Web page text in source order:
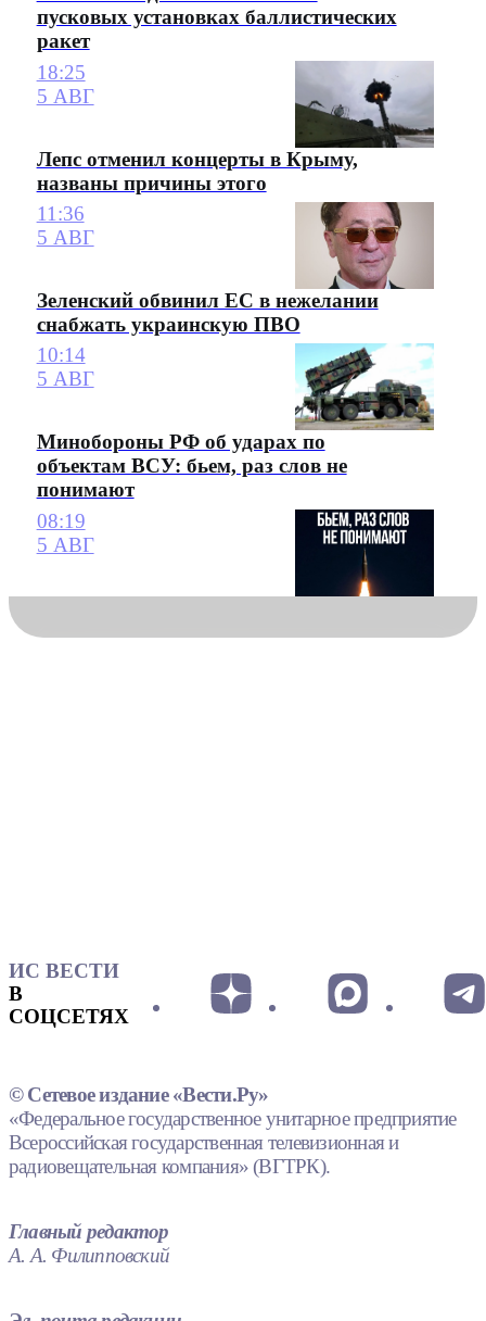
пусковых установках баллистических
ракет
18:25
5 АВГ
Лепс отменил концерты в Крыму,
названы причины этого
11:36
5 АВГ
Зеленский обвинил ЕС в нежелании
снабжать украинскую ПВО
10:14
5 АВГ
Минобороны РФ об ударах по
объектам ВСУ: бьем, раз слов не
понимают
08:19
5 АВГ
ИС ВЕСТИ
В
СОЦСЕТЯХ
© Сетевое издание «Вести.Ру»
«Федеральное государственное унитарное предприятие
Всероссийская государственная телевизионная и
радиовещательная компания» (ВГТРК).
Главный редактор
А. А. Филипповский